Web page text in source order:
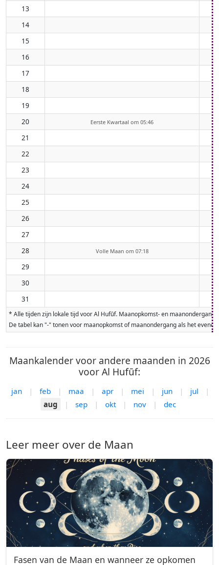
13
14
15
16
17
18
19
20
Eerste Kwartaal om 05:46
21
22
23
24
25
26
27
28
Volle Maan om 07:18
29
30
31
* Alle tijden zijn lokale tijd voor Al Hufūf. Maanopkomst- en
De tabel kan "-" tonen voor maanopkomst of maanondergang als het
Maankalender voor andere maanden in 2026
voor Al Hufūf:
jan | feb | maa | apr | mei | jun | jul
|
aug
| sep | okt | nov | dec
Leer meer over de Maan
Fasen van de Maan en wanneer ze opkomen